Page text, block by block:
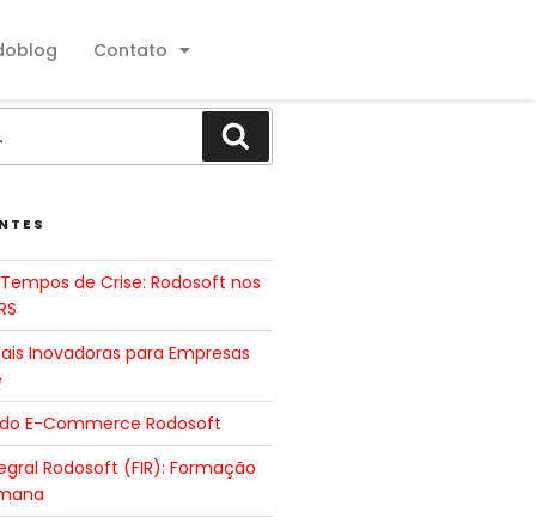
Contato
de Crise: Rodosoft nos
Inovadoras para Empresas
E-Commerce Rodosoft
Rodosoft (FIR): Formação